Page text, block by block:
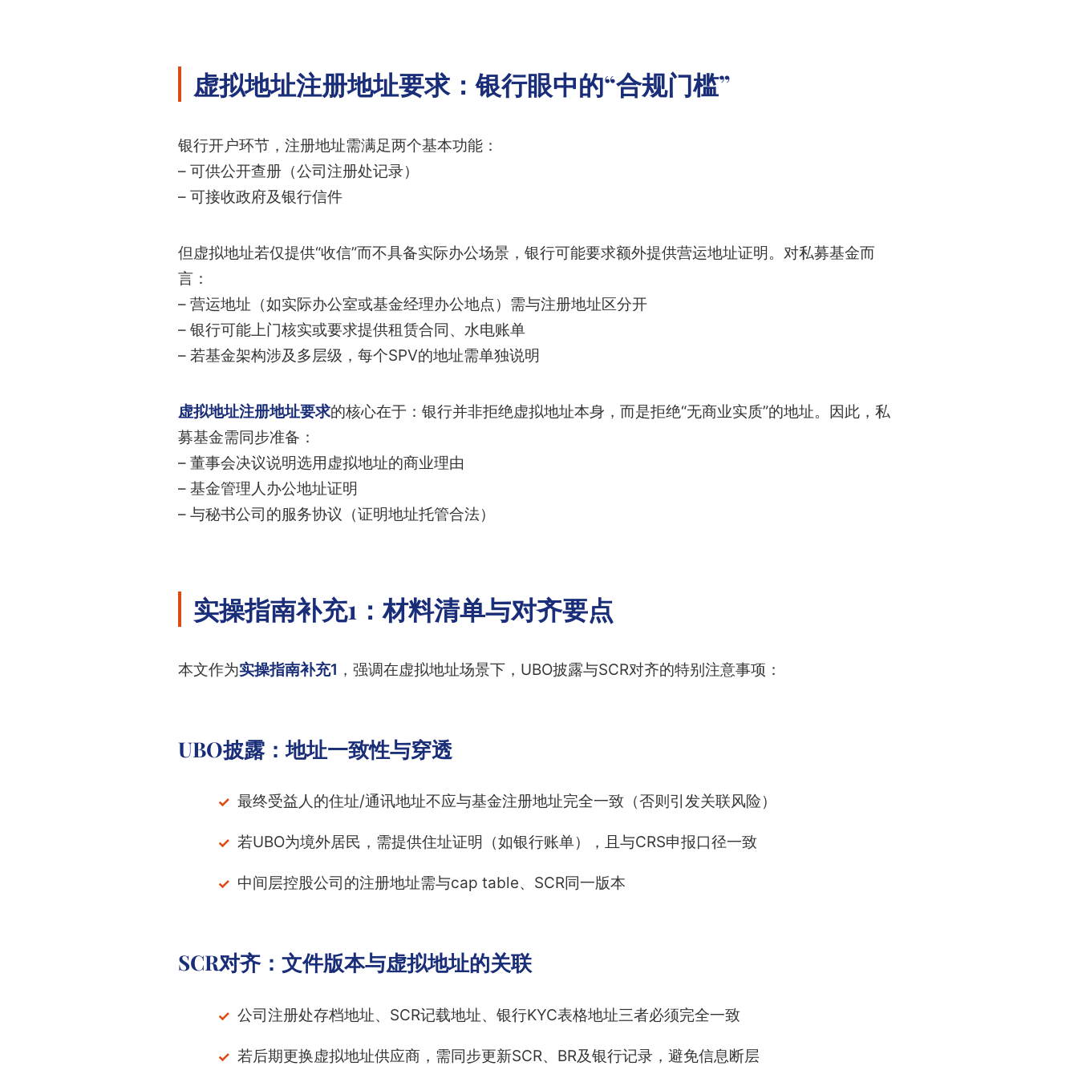
虚拟地址注册地址要求：银行眼中的“合规门槛”
银行开户环节，注册地址需满足两个基本功能：
– 可供公开查册（公司注册处记录）
– 可接收政府及银行信件
但虚拟地址若仅提供“收信”而不具备实际办公场景，银行可能要求额外提供营运地址证明。对私募基金而
言：
– 营运地址（如实际办公室或基金经理办公地点）需与注册地址区分开
– 银行可能上门核实或要求提供租赁合同、水电账单
– 若基金架构涉及多层级，每个SPV的地址需单独说明
虚拟地址注册地址要求的核心在于：银行并非拒绝虚拟地址本身，而是拒绝“无商业实质”的地址。因此，私
募基金需同步准备：
– 董事会决议说明选用虚拟地址的商业理由
– 基金管理人办公地址证明
– 与秘书公司的服务协议（证明地址托管合法）
实操指南补充1：材料清单与对齐要点
本文作为实操指南补充1 ，强调在虚拟地址场景下，UBO披露与SCR对齐的特别注意事项：
UBO披露：地址一致性与穿透
最终受益人的住址/通讯地址不应与基金注册地址完全一致（否则引发关联风险）
若UBO为境外居民，需提供住址证明（如银行账单），且与CRS申报口径一致
中间层控股公司的注册地址需与cap table、SCR同一版本
SCR对齐：文件版本与虚拟地址的关联
公司注册处存档地址、SCR记载地址、银行KYC表格地址三者必须完全一致
若后期更换虚拟地址供应商，需同步更新SCR、BR及银行记录，避免信息断层